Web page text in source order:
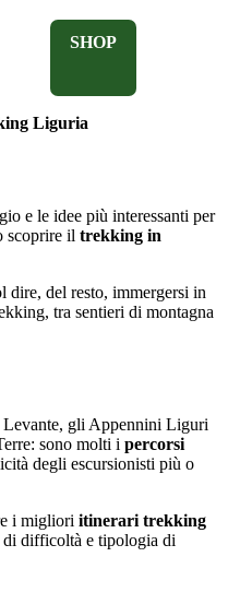
SHOP
Liguria
e le idee più interessanti per
scoprire il trekking in
dire, del resto, immergersi in
tra sentieri di montagna
gli Appennini Liguri
sono molti i percorsi
degli escursionisti più o
i migliori itinerari trekking
difficoltà e tipologia di